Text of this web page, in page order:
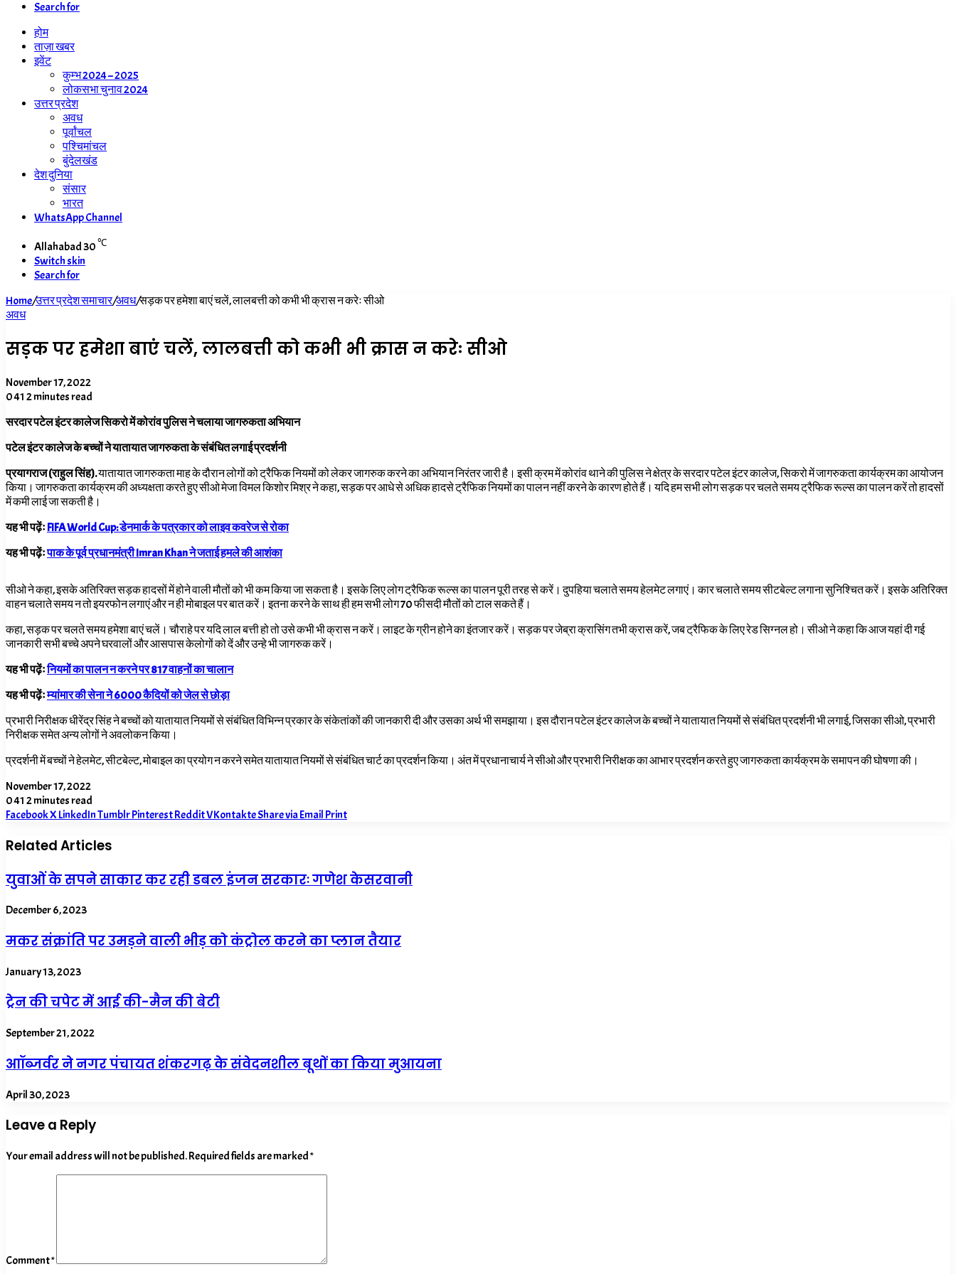
Search for
होम
ताज़ा खबर
इवेंट
कुम्भ 2024 – 2025
लोकसभा चुनाव 2024
उत्तर प्रदेश
अवध
पूर्वांचल
पश्चिमांचल
बुंदेलखंड
देश दुनिया
संसार
भारत
WhatsApp Channel
Allahabad30℃
Switch skin
Search for
Home/उत्तर प्रदेश समाचार/अवध/सड़क पर हमेशा बाएं चलें, लालबत्ती को कभी भी क्रास न करेः सीओ
अवध
सड़क पर हमेशा बाएं चलें, लालबत्ती को कभी भी क्रास न करेः सीओ
November 17, 2022
041 2 minutes read
सरदार पटेल इंटर कालेज सिकरो में कोरांव पुलिस ने चलाया जागरुकता अभियान
पटेल इंटर कालेज के बच्चों ने यातायात जागरुकता के संबंधित लगाई प्रदर्शनी
प्रयागराज (राहुल सिंह).यातायात जागरुकता माह के दौरान लोगों को ट्रैफिक नियमों को लेकर जागरुक करने का अभियान निरंतर जारी है। इसी क्रम में कोरांव थाने की पुलिस ने क्षेत्र के सरदार पटेल इंटर कालेज, सिकरो में जागरुकता कार्यक्रम का आयोजन
किया। जागरुकता कार्यक्रम की अध्यक्षता करते हुए सीओ मेजा विमल किशोर मिश्र ने कहा, सड़क पर आधे से अधिक हादसे ट्रैफिक नियमों का पालन नहीं करने के कारण होते हैं। यदि हम सभी लोग सड़क पर चलते समय ट्रैफिक रूल्स का पालन करें तो हादसों
में कमी लाई जा सकती है।
यह भी पढ़ेंःFIFA World Cup: डेनमार्क के पत्रकार को लाइव कवरेज से रोका
यह भी पढ़ेंःपाक के पूर्व प्रधानमंत्री Imran Khan ने जताई हमले की आशंका
सीओ ने कहा, इसके अतिरिक्त सड़क हादसों में होने वाली मौतों को भी कम किया जा सकता है। इसके लिए लोग ट्रैफिक रूल्स का पालन पूरी तरह से करें। दुपहिया चलाते समय हेलमेट लगाएं। कार चलाते समय सीटबेल्ट लगाना सुनिश्चित करें। इसके अतिरिक्त
वाहन चलाते समय न तो इयरफोन लगाएं और न ही मोबाइल पर बात करें। इतना करने के साथ ही हम सभी लोग 70 फीसदी मौतों को टाल सकते हैं।
कहा, सड़क पर चलते समय हमेशा बाएं चलें। चौराहे पर यदि लाल बत्ती हो तो उसे कभी भी क्रास न करें। लाइट के ग्रीन होने का इंतजार करें। सड़क पर जेब्रा क्रासिंग तभी क्रास करें, जब ट्रैफिक के लिए रेड सिग्नल हो। सीओ ने कहा कि आज यहां दी गई
जानकारी सभी बच्चे अपने घरवालों और आसपास केलोगों को दें और उन्हे भी जागरुक करें।
यह भी पढ़ेंःनियमों का पालन न करने पर 817 वाहनों का चालान
यह भी पढ़ेंःम्यांमार की सेना ने 6000 कैदियों को जेल से छोड़ा
प्रभारी निरीक्षक धीरेंद्र सिंह ने बच्चों को यातायात नियमों से संबंधित विभिन्न प्रकार के संकेतांकों की जानकारी दी और उसका अर्थ भी समझाया। इस दौरान पटेल इंटर कालेज के बच्चों ने यातायात नियमों से संबंधित प्रदर्शनी भी लगाई, जिसका सीओ, प्रभारी
निरीक्षक समेत अन्य लोगों ने अवलोकन किया।
प्रदर्शनी में बच्चों ने हेलमेट, सीटबेल्ट, मोबाइल का प्रयोग न करने समेत यातायात नियमों से संबंधित चार्ट का प्रदर्शन किया। अंत में प्रधानाचार्य ने सीओ और प्रभारी निरीक्षक का आभार प्रदर्शन करते हुए जागरुकता कार्यक्रम के समापन की घोषणा की।
November 17, 2022
041 2 minutes read
FacebookXLinkedInTumblrPinterestRedditVKontakteShare via Email Print
Related Articles
युवाओं के सपने साकार कर रही डबल इंजन सरकारः गणेश केसरवानी
December 6, 2023
मकर संक्रांति पर उमड़ने वाली भीड़ को कंट्रोल करने का प्लान तैयार
January 13, 2023
ट्रेन की चपेट में आई की-मैन की बेटी
September 21, 2022
आॉब्जर्वर ने नगर पंचायत शंकरगढ़ के संवेदनशील बूथों का किया मुआयना
April 30, 2023
Leave a Reply
Your email address will not be published.Required fields are marked*
Comment*